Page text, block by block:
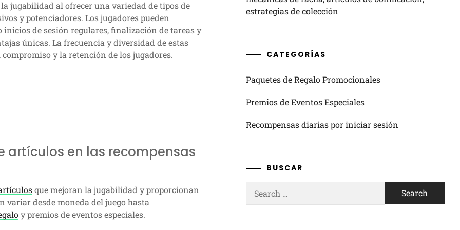
jugabilidad al ofrecer una variedad de tipos de
y potenciadores. Los jugadores pueden
inicios de sesión regulares, finalización de tareas y
únicas. La frecuencia y diversidad de estas
y la retención de los jugadores.
artículos en las recompensas
que mejoran la jugabilidad y proporcionan
variar desde moneda del juego hasta
y premios de eventos especiales.
estrategias de colección
CATEGORÍAS
Paquetes de Regalo Promocionales
Premios de Eventos Especiales
Recompensas diarias por iniciar sesión
BUSCAR
for: